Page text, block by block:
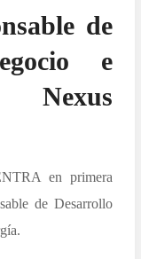
de
e
Nexus
en primera
de Desarrollo